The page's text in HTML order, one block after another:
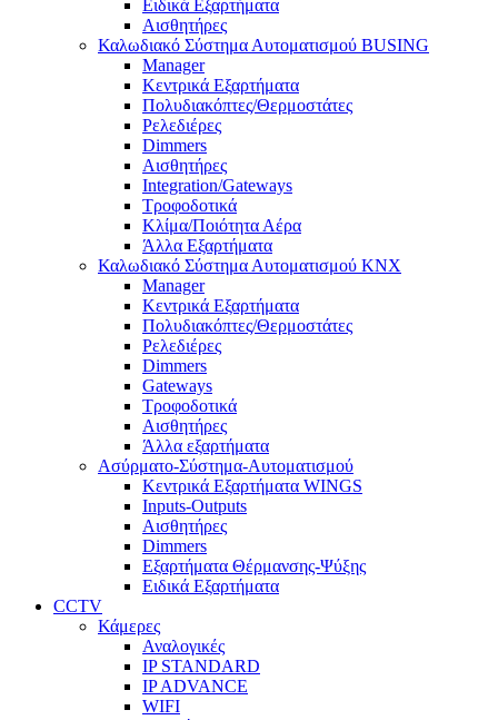
Ειδικά Εξαρτήματα
Αισθητήρες
Καλωδιακό Σύστημα Αυτοματισμού BUSING
Manager
Κεντρικά Εξαρτήματα
Πολυδιακόπτες/Θερμοστάτες
Ρελεδιέρες
Dimmers
Αισθητήρες
Integration/Gateways
Τροφοδοτικά
Κλίμα/Ποιότητα Αέρα
Άλλα Εξαρτήματα
Καλωδιακό Σύστημα Αυτοματισμού KNX
Manager
Κεντρικά Εξαρτήματα
Πολυδιακόπτες/Θερμοστάτες
Ρελεδιέρες
Dimmers
Gateways
Τροφοδοτικά
Αισθητήρες
Άλλα εξαρτήματα
Ασύρματο-Σύστημα-Αυτοματισμού
Κεντρικά Εξαρτήματα WINGS
Inputs-Outputs
Αισθητήρες
Dimmers
Εξαρτήματα Θέρμανσης-Ψύξης
Ειδικά Εξαρτήματα
CCTV
Κάμερες
Αναλογικές
IP STANDARD
IP ADVANCE
WIFI